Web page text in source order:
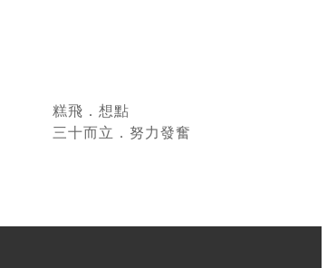
糕飛．想點
三十而立．努力發奮